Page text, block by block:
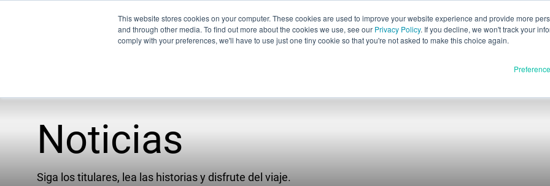
This website stores cookies on your computer. These cookies are used to improve your website experience and provide more
and through other media. To find out more about the cookies we use, see our Privacy Policy. If you decline, we won't track your
comply with your preferences, we'll have to use just one tiny cookie so that you're not asked to make this choice again.
Español
Français
Evaluación
Empresa
Nuestro equipo
Noticias
Siga los titulares, lea las historias y disfrute del viaje.